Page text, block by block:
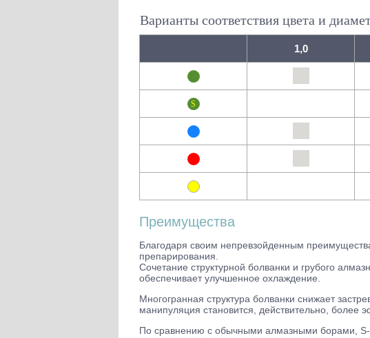
Варианты соответствия цвета и
1,0
Преимущества
Благодаря своим непревзойденным
препарирования.
Сочетание структурной болванки и грубого
обеспечивает улучшенное охлаждение.
Многогранная структура болванки снижает
манипуляция становится, действительно, более
По сравнению с обычными алмазными борами, S-